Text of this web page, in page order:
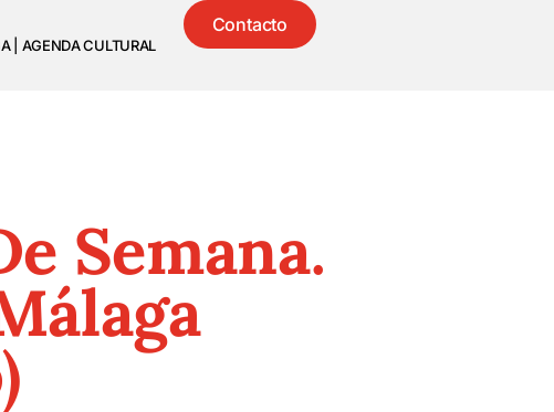
| AGENDA CULTURAL
Contacto
Semana.